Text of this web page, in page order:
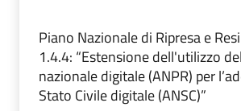
Piano Nazionale di Ripresa e
1.4.4: “Estensione dell'utilizzo
nazionale digitale (ANPR) per
Stato Civile digitale (ANSC)”